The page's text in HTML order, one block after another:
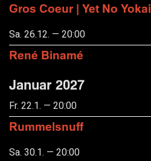
Gros Coeur | Yet No Yokai
Sa. 26.12. — 20:00
René Binamé
Januar 2027
Fr. 22.1. — 20:00
Rummelsnuff
Sa. 30.1. — 20:00